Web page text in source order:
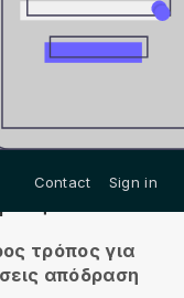
Contact Sign in
τρόπος για
απόδραση